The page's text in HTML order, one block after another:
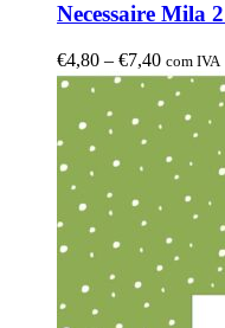
Necessaire Mila
€4,80 – €7,40Price
range:
€4,80
through
€7,40
com IVA